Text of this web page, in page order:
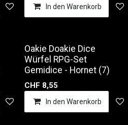
Auf die Wunschliste
In den Warenkorb
Auf die Wunschliste
Oakie Doakie Dice
Würfel RPG-Set
Gemidice - Hornet (7)
CHF 8,55
In den Warenkorb